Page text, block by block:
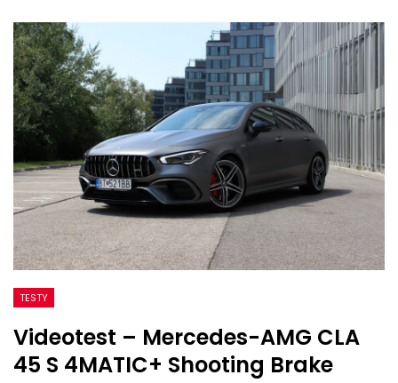
TESTY
Videotest – Mercedes-AMG CLA
45 S 4MATIC+ Shooting Brake